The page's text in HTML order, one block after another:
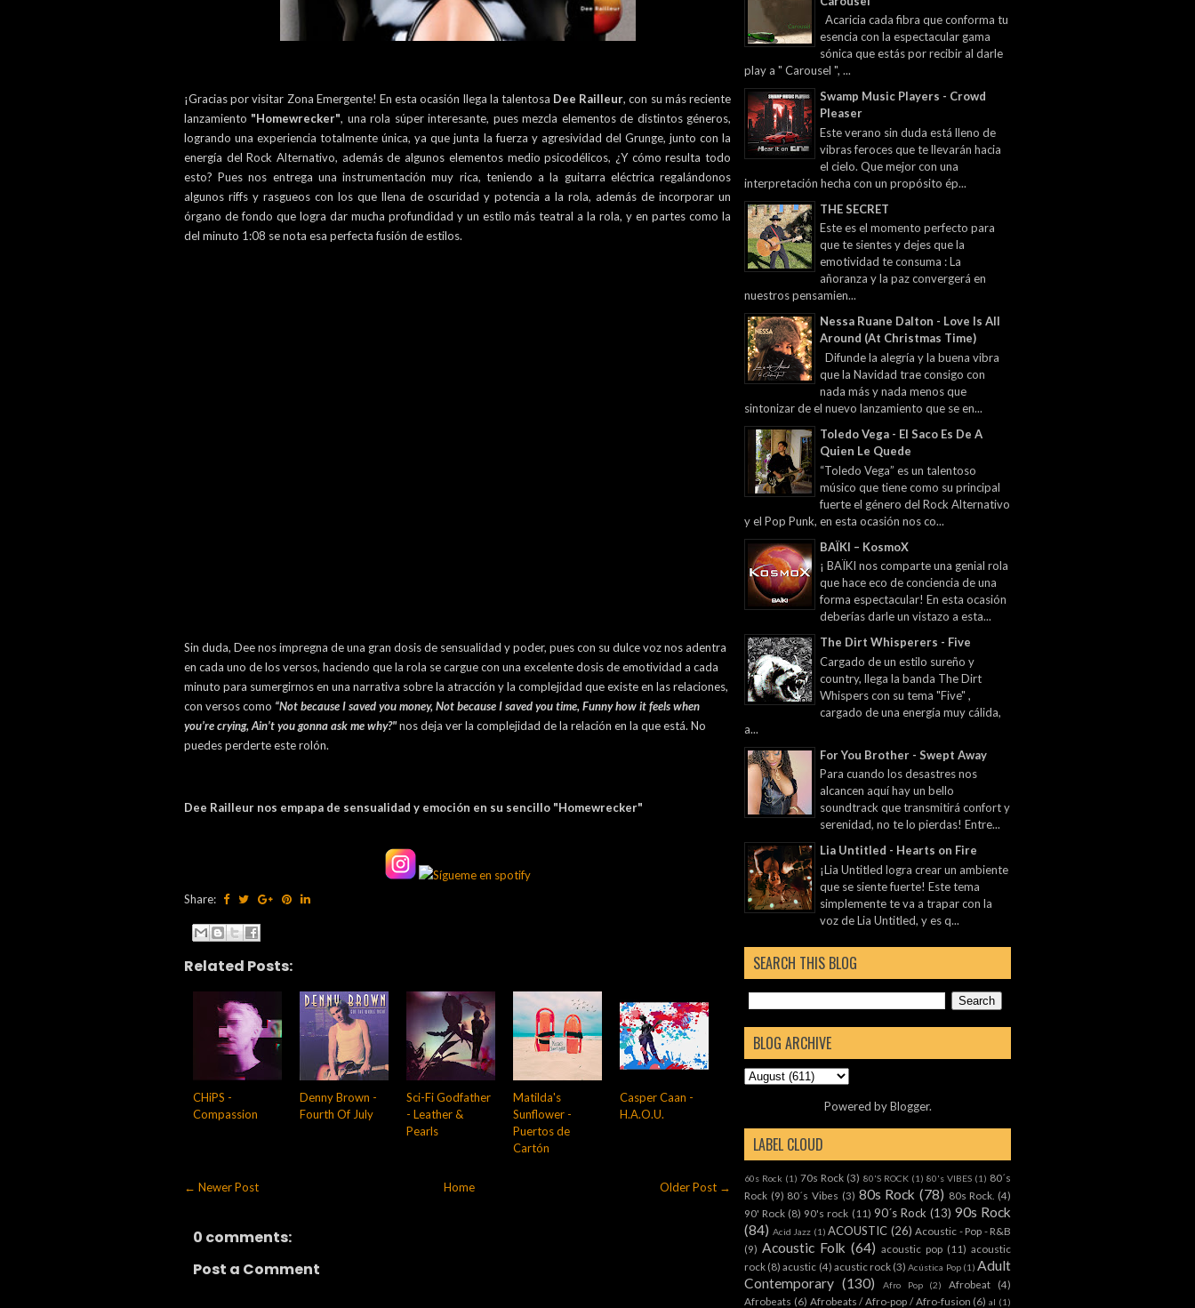
¡Gracias por visitar Zona Emergente! En esta ocasión llega la talentosa Dee Railleur, con su más reciente
lanzamiento "Homewrecker", una rola súper interesante, pues mezcla elementos de distintos géneros,
logrando una experiencia totalmente única, ya que junta la fuerza y agresividad del Grunge, junto con la
energía del Rock Alternativo, además de algunos elementos medio psicodélicos, ¿Y cómo resulta todo
esto? Pues nos entrega una instrumentación muy rica, teniendo a la guitarra eléctrica regalándonos
algunos riffs y rasgueos con los que llena de oscuridad y potencia a la rola, además de incorporar un
órgano de fondo que logra dar mucha profundidad y un estilo más teatral a la rola, y en partes como la
del minuto 1:08 se nota esa perfecta fusión de estilos.
Sin duda, Dee nos impregna de una gran dosis de sensualidad y poder, pues con su dulce voz nos adentra
en cada uno de los versos, haciendo que la rola se cargue con una excelente dosis de emotividad a cada
minuto para sumergirnos en una narrativa sobre la atracción y la complejidad que existe en las relaciones,
con versos como “Not because I saved you money, Not because I saved you time, Funny how it feels when
you’re crying, Ain’t you gonna ask me why?"nos deja ver la complejidad de la relación en la que está. No
puedes perderte este rolón.
Dee Railleur nos empapa de sensualidad y emoción en su sencillo "Homewrecker"
Share:
Related Posts:
CHiPS -
Compassion
Denny Brown -
Fourth Of July
Sci-Fi Godfather
- Leather &
Pearls
Matilda's
Sunflower -
Puertos de
Cartón
Casper Caan -
H.A.O.U.
← Newer Post Older Post →
Home
0 comments:
Post a Comment
Acaricia cada fibra que conforma tu
esencia con la espectacular gama
sónica que estás por recibir al darle
play a " Carousel ", ...
Swamp Music Players - Crowd
Pleaser
Este verano sin duda está lleno de
vibras feroces que te llevarán hacia
el cielo. Que mejor con una
interpretación hecha con un propósito ép...
THE SECRET
Este es el momento perfecto para
que te sientes y dejes que la
emotividad te consuma : La
añoranza y la paz convergerá en
nuestros pensamien...
Nessa Ruane Dalton - Love Is All
Around (At Christmas Time)
Difunde la alegría y la buena vibra
que la Navidad trae consigo con
nada más y nada menos que
sintonizar de el nuevo lanzamiento que se en...
Toledo Vega - El Saco Es De A
Quien Le Quede
“Toledo Vega” es un talentoso
músico que tiene como su principal
fuerte el género del Rock Alternativo
y el Pop Punk, en esta ocasión nos co...
BAÏKI – KosmoX
¡ BAÏKI nos comparte una genial rola
que hace eco de conciencia de una
forma espectacular! En esta ocasión
deberías darle un vistazo a esta...
The Dirt Whisperers - Five
Cargado de un estilo sureño y
country, llega la banda The Dirt
Whispers con su tema "Five" ,
cargado de una energía muy cálida,
a...
For You Brother - Swept Away
Para cuando los desastres nos
alcancen aquí hay un bello
soundtrack que transmitirá confort y
serenidad, no te lo pierdas! Entre...
Lia Untitled - Hearts on Fire
¡Lia Untitled logra crear un ambiente
que se siente fuerte! Este tema
simplemente te va a trapar con la
voz de Lia Untitled, y es q...
SEARCH THIS BLOG
BLOG ARCHIVE
Powered byBlogger.
LABEL CLOUD
60s Rock (1) 70s Rock (3) 80'S ROCK (1) 80's VIBES (1) 80´s
Rock (9) 80´s Vibes (3) 80s Rock (78) 80s Rock. (4)
90' Rock (8) 90's rock (11) 90´s Rock (13) 90s Rock
(84) Acid Jazz (1) ACOUSTIC (26) Acoustic - Pop - R&B
(9) Acoustic Folk (64) acoustic pop (11) acoustic
rock (8) acustic (4) acustic rock (3) Acústica Pop (1) Adult
Contemporary (130) Afro Pop (2) Afrobeat
(4)
Afrobeats (6) Afrobeats / Afro-pop / Afro-fusion (6) al (1)